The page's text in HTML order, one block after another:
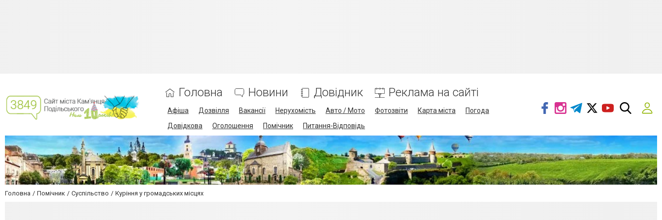
Головна Новини Довідник Реклама на сайті
Афіша Дозвілля Вакансії Нерухомість Авто / Мото Фотозвіти Карта міста
Погода
Довідкова
Оголошення Помічник Питання-Відповідь
Головна Помічник Суспільство Куріння у громадських місцях